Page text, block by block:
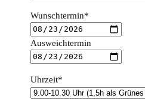
Wunschtermin*
Ausweichtermin
Uhrzeit*